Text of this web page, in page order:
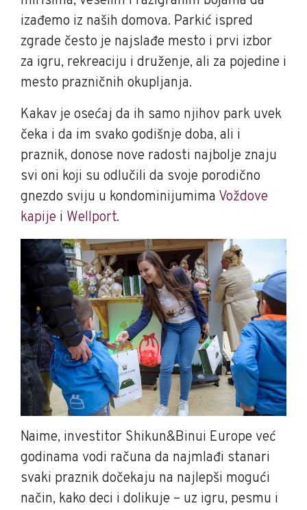
izađemo iz naših domova. Parkić ispred
zgrade često je najslađe mesto i prvi izbor
za igru, rekreaciju i druženje, ali za pojedine i
mesto prazničnih okupljanja.
Kakav je osećaj da ih samo njihov park uvek
čeka i da im svako godišnje doba, ali i
praznik, donose nove radosti najbolje znaju
svi oni koji su odlučili da svoje porodično
gnezdo sviju u kondominijumima Voždove
kapije i Wellport.
Naime, investitor Shikun&Binui Europe već
godinama vodi računa da najmlađi stanari
svaki praznik dočekaju na najlepši mogući
način, kako deci i dolikuje – uz igru, pesmu i